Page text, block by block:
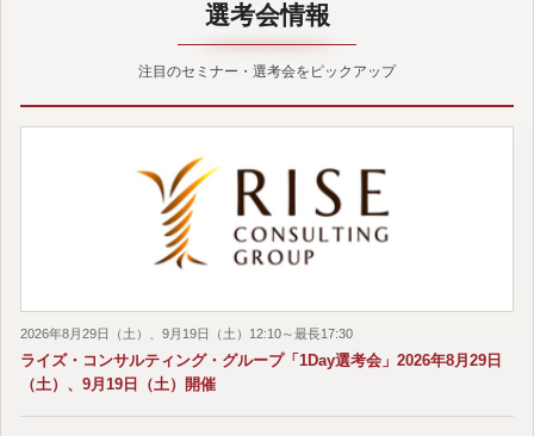
選考会情報
注目のセミナー・選考会をピックアップ
2026年8月29日（土）、9月19日（土）12:10～最長17:30
ライズ・コンサルティング・グループ「1Day選考会」2026年8月29日
（土）、9月19日（土）開催